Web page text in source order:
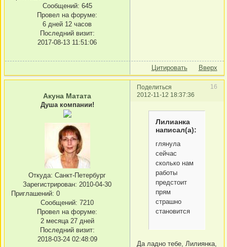
Сообщений: 645
Провел на форуме:
6 дней 12 часов
Последний визит:
2017-08-13 11:51:06
Цитировать Вверх
Поделиться
16
2012-11-12 18:37:36
Акуна Матата
Душа компании!
Откуда: Санкт-Петербург
Зарегистрирован: 2010-04-30
Приглашений: 0
Сообщений: 7210
Провел на форуме:
2 месяца 27 дней
Последний визит:
2018-03-24 02:48:09
Лилианка
написал(а):
глянула
сейчас
сколько нам
работы
предстоит
прям
страшно
становится
Да ладно тебе, Лилиянка,